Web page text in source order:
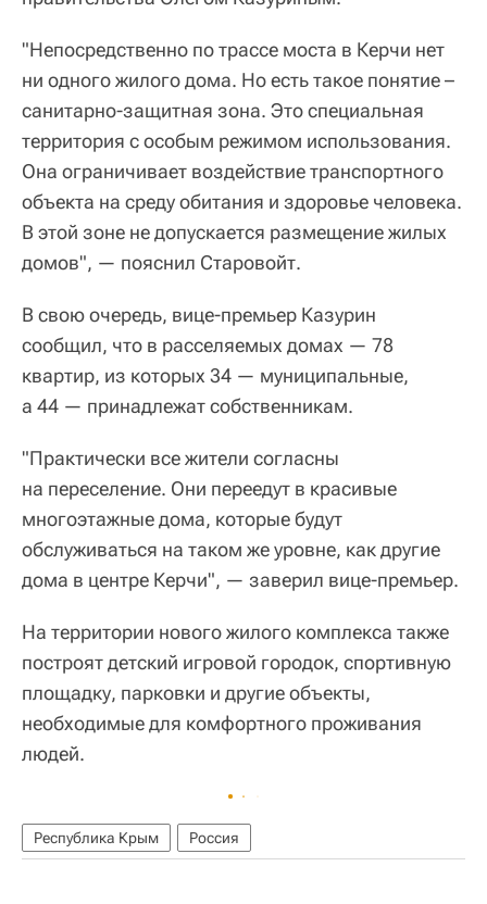
"Непосредственно по трассе моста в Керчи нет
ни одного жилого дома. Но есть такое понятие –
санитарно-защитная зона. Это специальная
территория с особым режимом использования.
Она ограничивает воздействие транспортного
объекта на среду обитания и здоровье человека.
В этой зоне не допускается размещение жилых
домов", — пояснил Старовойт.
В свою очередь, вице-премьер Казурин
сообщил, что в расселяемых домах — 78
квартир, из которых 34 — муниципальные,
а 44 — принадлежат собственникам.
"Практически все жители согласны
на переселение. Они переедут в красивые
многоэтажные дома, которые будут
обслуживаться на таком же уровне, как другие
дома в центре Керчи", — заверил вице-премьер.
На территории нового жилого комплекса также
построят детский игровой городок, спортивную
площадку, парковки и другие объекты,
необходимые для комфортного проживания
людей.
Республика Крым Россия